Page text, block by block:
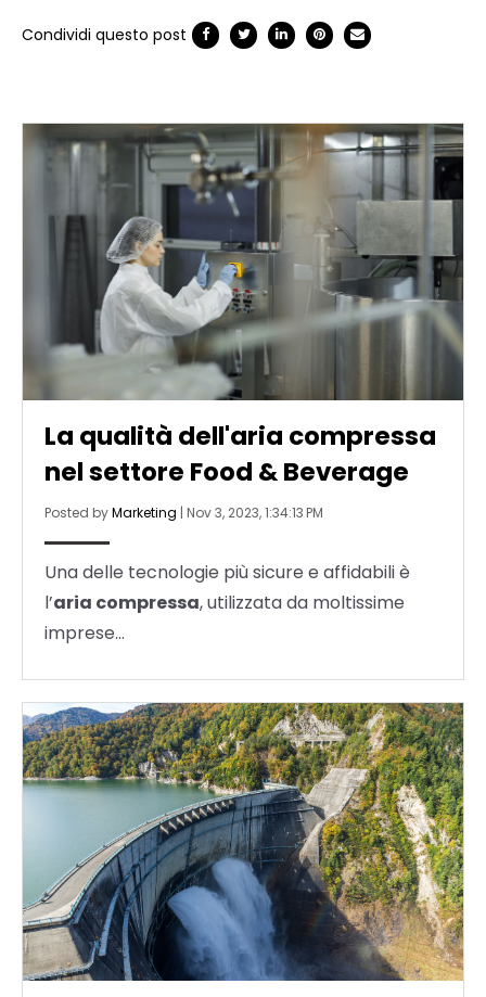
Condividi questo post
La qualità dell'aria compressa
nel settore Food & Beverage
Posted byMarketing | Nov 3, 2023, 1:34:13 PM
Una delle tecnologie più sicure e affidabili è
l’aria compressa, utilizzata da moltissime
imprese...